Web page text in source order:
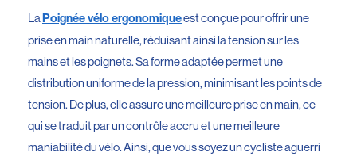
La Poignée vélo ergonomiqueest conçue pour offrir une
prise en main naturelle, réduisant ainsi la tension sur les
mains et les poignets. Sa forme adaptée permet une
distribution uniforme de la pression, minimisant les points de
tension. De plus, elle assure une meilleure prise en main, ce
qui se traduit par un contrôle accru et une meilleure
maniabilité du vélo. Ainsi, que vous soyez un cycliste aguerri